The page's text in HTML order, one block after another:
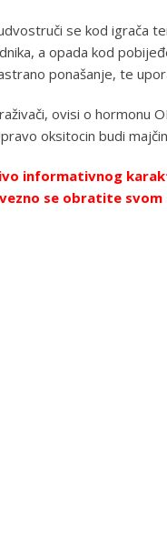
se kod igrača
a opada kod
ponašanje, te
ovisi o hormonu
oksitocin budi
informativnog
se obratite svom